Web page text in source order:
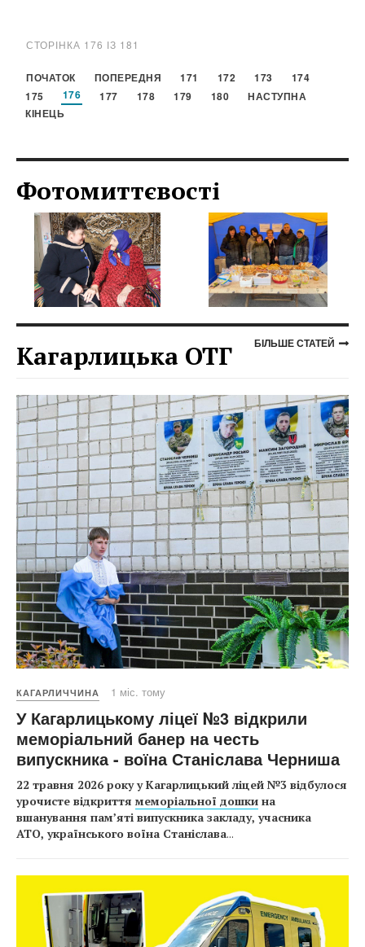
СТОРІНКА 176 ІЗ 181
ПОЧАТОК ПОПЕРЕДНЯ 171 172 173
174
175
176 177 178 179 180
НАСТУПНА
КІНЕЦЬ
Фотомиттєвості
Кагарлицька ОТГ БІЛЬШЕ СТАТЕЙ
КАГАРЛИЧЧИНА 1 міс. тому
У Кагарлицькому ліцеї №3 відкрили
меморіальний банер на честь
випускника - воїна Станіслава Черниша
22 травня 2026 року у Кагарлицький ліцей №3 відбулося
урочисте відкриття меморіальної дошки на
вшанування пам’яті випускника закладу, учасника
АТО, українського воїна Станіслава...